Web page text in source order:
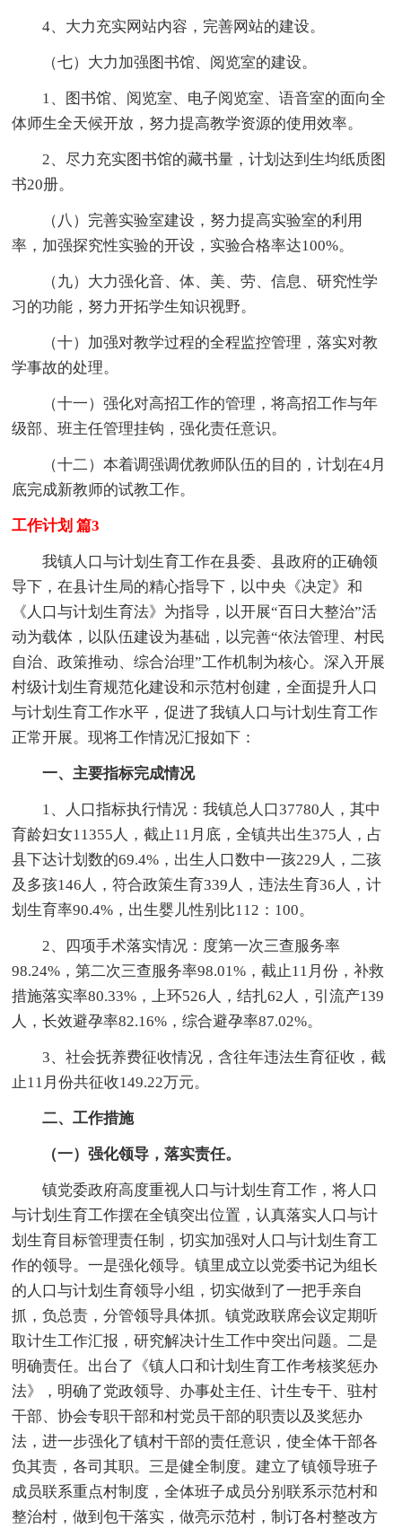
4、大力充实网站内容，完善网站的建设。
（七）大力加强图书馆、阅览室的建设。
1、图书馆、阅览室、电子阅览室、语音室的面向全
体师生全天候开放，努力提高教学资源的使用效率。
2、尽力充实图书馆的藏书量，计划达到生均纸质图
书20册。
（八）完善实验室建设，努力提高实验室的利用
率，加强探究性实验的开设，实验合格率达100%。
（九）大力强化音、体、美、劳、信息、研究性学
习的功能，努力开拓学生知识视野。
（十）加强对教学过程的全程监控管理，落实对教
学事故的处理。
（十一）强化对高招工作的管理，将高招工作与年
级部、班主任管理挂钩，强化责任意识。
（十二）本着调强调优教师队伍的目的，计划在4月
底完成新教师的试教工作。
工作计划 篇3
我镇人口与计划生育工作在县委、县政府的正确领
导下，在县计生局的精心指导下，以中央《决定》和
《人口与计划生育法》为指导，以开展“百日大整治”活
动为载体，以队伍建设为基础，以完善“依法管理、村民
自治、政策推动、综合治理”工作机制为核心。深入开展
村级计划生育规范化建设和示范村创建，全面提升人口
与计划生育工作水平，促进了我镇人口与计划生育工作
正常开展。现将工作情况汇报如下：
一、主要指标完成情况
1、人口指标执行情况：我镇总人口37780人，其中
育龄妇女11355人，截止11月底，全镇共出生375人，占
县下达计划数的69.4%，出生人口数中一孩229人，二孩
及多孩146人，符合政策生育339人，违法生育36人，计
划生育率90.4%，出生婴儿性别比112：100。
2、四项手术落实情况：度第一次三查服务率
98.24%，第二次三查服务率98.01%，截止11月份，补救
措施落实率80.33%，上环526人，结扎62人，引流产139
人，长效避孕率82.16%，综合避孕率87.02%。
3、社会抚养费征收情况，含往年违法生育征收，截
止11月份共征收149.22万元。
二、工作措施
（一）强化领导，落实责任。
镇党委政府高度重视人口与计划生育工作，将人口
与计划生育工作摆在全镇突出位置，认真落实人口与计
划生育目标管理责任制，切实加强对人口与计划生育工
作的领导。一是强化领导。镇里成立以党委书记为组长
的人口与计划生育领导小组，切实做到了一把手亲自
抓，负总责，分管领导具体抓。镇党政联席会议定期听
取计生工作汇报，研究解决计生工作中突出问题。二是
明确责任。出台了《镇人口和计划生育工作考核奖惩办
法》，明确了党政领导、办事处主任、计生专干、驻村
干部、协会专职干部和村党员干部的职责以及奖惩办
法，进一步强化了镇村干部的责任意识，使全体干部各
负其责，各司其职。三是健全制度。建立了镇领导班子
成员联系重点村制度，全体班子成员分别联系示范村和
整治村，做到包干落实，做亮示范村，制订各村整改方